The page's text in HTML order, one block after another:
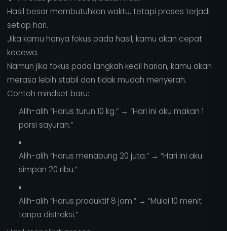
Hasil besar membutuhkan waktu, tetapi proses terjadi
setiap hari.
Jika kamu hanya fokus pada hasil, kamu akan cepat
kecewa.
Namun jika fokus pada langkah kecil harian, kamu akan
merasa lebih stabil dan tidak mudah menyerah.
Contoh mindset baru:
Alih-alih “Harus turun 10 kg.” → “Hari ini aku makan 1
porsi sayuran.”
Alih-alih “Harus menabung 20 juta.” → “Hari ini aku
simpan 20 ribu.”
Alih-alih “Harus produktif 8 jam.” → “Mulai 10 menit
tanpa distraksi.”